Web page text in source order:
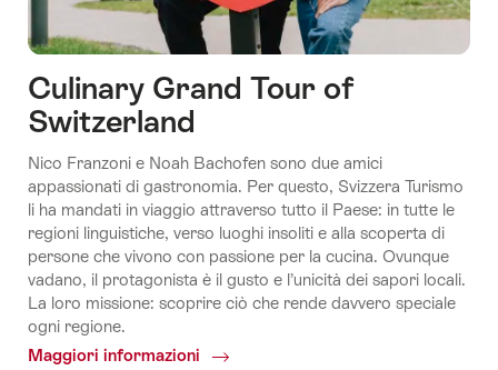
Culinary Grand Tour of
Switzerland
Nico Franzoni e Noah Bachofen sono due amici
appassionati di gastronomia. Per questo, Svizzera Turismo
li ha mandati in viaggio attraverso tutto il Paese: in tutte le
regioni linguistiche, verso luoghi insoliti e alla scoperta di
persone che vivono con passione per la cucina. Ovunque
vadano, il protagonista è il gusto e l’unicità dei sapori locali.
La loro missione: scoprire ciò che rende davvero speciale
ogni regione.
Maggiori informazioni
Common.Of